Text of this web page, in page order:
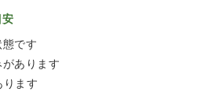
安
です
あります
ります